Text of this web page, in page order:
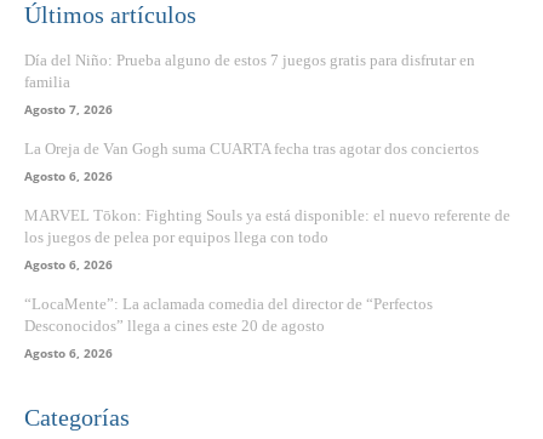
Últimos artículos
Día del Niño: Prueba alguno de estos 7 juegos gratis para disfrutar en
familia
Agosto 7, 2026
La Oreja de Van Gogh suma CUARTA fecha tras agotar dos conciertos
Agosto 6, 2026
MARVEL Tōkon: Fighting Souls ya está disponible: el nuevo referente de
los juegos de pelea por equipos llega con todo
Agosto 6, 2026
“LocaMente”: La aclamada comedia del director de “Perfectos
Desconocidos” llega a cines este 20 de agosto
Agosto 6, 2026
Categorías